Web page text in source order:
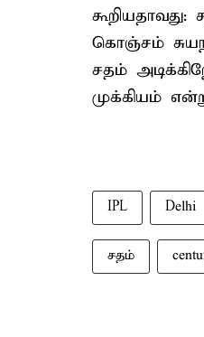
கொஞ்சம்
சதம்
முக்கியம்
IPL Delhi
சதம்